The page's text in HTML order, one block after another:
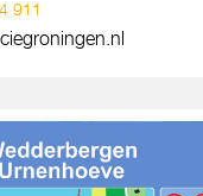
911